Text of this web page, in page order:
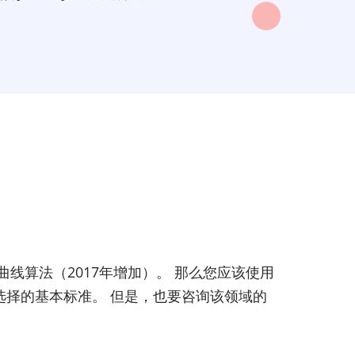
算法（2017年增加）。 那么您应该使用
的基本标准。 但是，也要咨询该领域的